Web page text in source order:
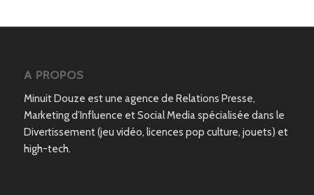
A PROPOS
Minuit Douze est une agence de Relations Presse,
Marketing d’Influence et Social Media spécialisée dans le
Divertissement (jeu vidéo, licences pop culture, jouets) et
high-tech.